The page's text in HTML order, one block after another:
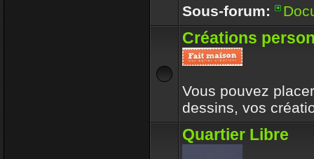
Sous-forum:
Créations
Vous pouvez
dessins, vos
Quartier Libre